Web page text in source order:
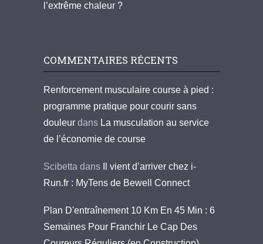
l’extrême chaleur ?
COMMENTAIRES RÉCENTS
Renforcement musculaire course à pied :
programme pratique pour courir sans
douleur dans La musculation au service
de l’économie de course
Scibetta dans
Il vient d’arriver chez i-
Run.fr : MyTens de Bewell Connect
Plan D'entraînement 10 Km En 45 Min : 6
Semaines Pour Franchir Le Cap Des